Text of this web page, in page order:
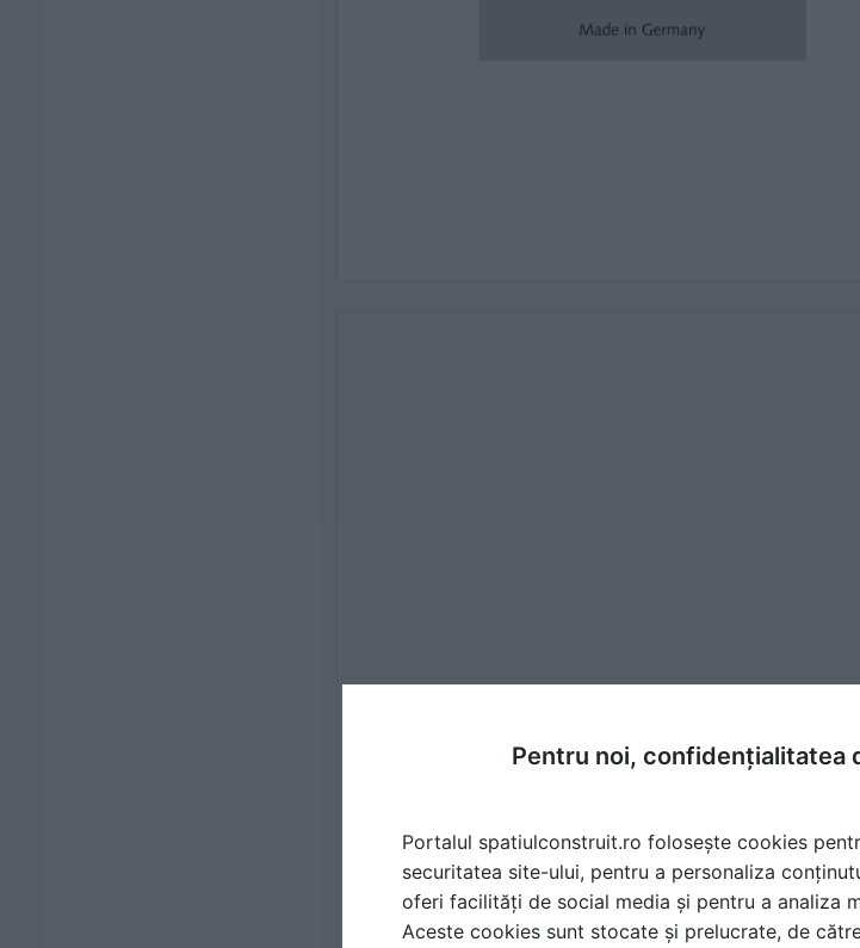
Pentru noi, confidențialitatea
Portalul spatiulconstruit.ro folosește cookies
securitatea site-ului, pentru a personaliza
oferi facilități de social media și pentru a analiza
Aceste cookies sunt stocate și prelucrate, de